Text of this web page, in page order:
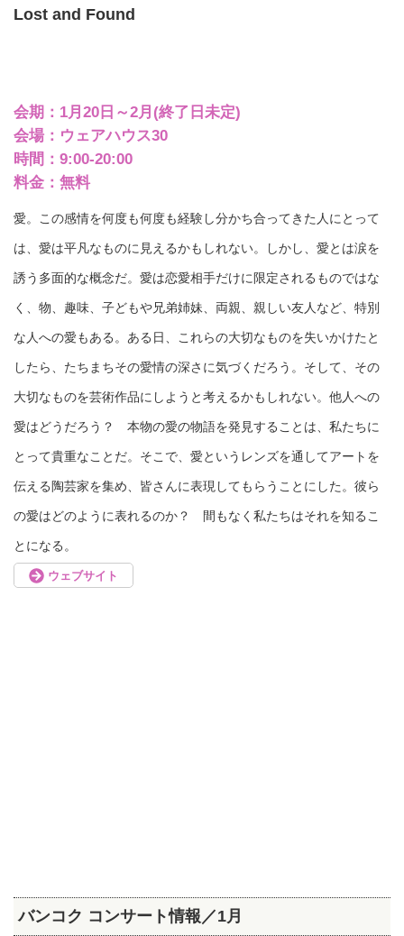
Lost and Found
会期：1月20日～2月(終了日未定)
会場：ウェアハウス30
時間：9:00-20:00
料金：無料
愛。この感情を何度も何度も経験し分かち合ってきた人にとって
は、愛は平凡なものに見えるかもしれない。しかし、愛とは涙を
誘う多面的な概念だ。愛は恋愛相手だけに限定されるものではな
く、物、趣味、子どもや兄弟姉妹、両親、親しい友人など、特別
な人への愛もある。ある日、これらの大切なものを失いかけたと
したら、たちまちその愛情の深さに気づくだろう。そして、その
大切なものを芸術作品にしようと考えるかもしれない。他人への
愛はどうだろう？ 本物の愛の物語を発見することは、私たちに
とって貴重なことだ。そこで、愛というレンズを通してアートを
伝える陶芸家を集め、皆さんに表現してもらうことにした。彼ら
の愛はどのように表れるのか？ 間もなく私たちはそれを知るこ
とになる。
ウェブサイト
バンコク コンサート情報／1月